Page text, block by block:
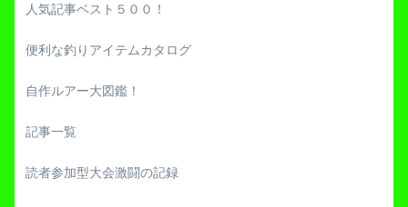
人気記事ベスト５００！
便利な釣りアイテムカタログ
自作ルアー大図鑑！
記事一覧
読者参加型大会激闘の記録